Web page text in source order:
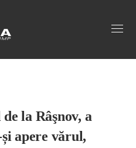
la Râşnov, a
apere vărul,